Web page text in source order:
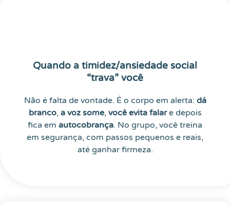
Quando a timidez/ansiedade social
“trava” você
Não é falta de vontade. É o corpo em alerta: dá
branco, a voz some, você evita falare depois
fica em autocobrança. No grupo, você treina
em segurança, com passos pequenos e reais,
até ganhar firmeza.